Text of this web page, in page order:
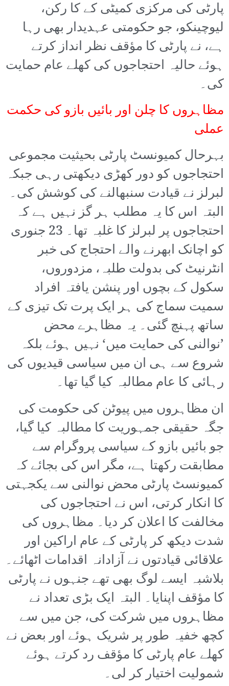
پارٹی کی مرکزی کمیٹی کے کا رکن،
لیوچینکو، جو حکومتی عہدیدار بھی رہا
ہے، نے پارٹی کا مؤقف نظر انداز کرتے
ہوئے حالیہ احتجاجوں کی کھلے عام حمایت
کی۔
مظاہروں کا چلن اور بائیں بازو کی حکمت
عملی
بہرحال کمیونسٹ پارٹی بحیثیت مجموعی
احتجاجوں کو دور کھڑی دیکھتی رہی جبکہ
لبرلز نے قیادت سنبھالنے کی کوشش کی۔
البتہ اس کا یہ مطلب ہر گز نہیں ہے کہ
احتجاجوں پر لبرلز کا غلبہ تھا۔ 23 جنوری
کو اچانک ابھرنے والے احتجاج کی خبر
انٹرنیٹ کی بدولت طلبہ، مزدوروں،
سکول کے بچوں اور پنشن یافتہ افراد
سمیت سماج کی ہر ایک پرت تک تیزی کے
ساتھ پہنچ گئی۔ یہ مظاہرے محض
’نوالنی کی حمایت میں‘ نہیں ہوئے بلکہ
شروع سے ہی ان میں سیاسی قیدیوں کی
رہائی کا عام مطالبہ کیا گیا تھا۔
ان مظاہروں میں پیوٹن کی حکومت کی
جگہ حقیقی جمہوریت کا مطالبہ کیا گیا،
جو بائیں بازو کے سیاسی پروگرام سے
مطابقت رکھتا ہے، مگر اس کی بجائے کہ
کمیونسٹ پارٹی محض نوالنی سے یکجہتی
کا انکار کرتی، اس نے احتجاجوں کی
مخالفت کا اعلان کر دیا۔ مظاہروں کی
شدت دیکھ کر پارٹی کے عام اراکین اور
علاقائی قیادتوں نے آزادانہ اقدامات اٹھائے۔
بلاشبہ ایسے لوگ بھی تھے جنہوں نے پارٹی
کا مؤقف اپنایا۔ البتہ ایک بڑی تعداد نے
مظاہروں میں شرکت کی، جن میں سے
کچھ خفیہ طور پر شریک ہوئے اور بعض نے
کھلے عام پارٹی کا مؤقف رد کرتے ہوئے
شمولیت اختیار کر لی۔